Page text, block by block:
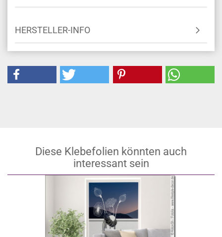
HERSTELLER-INFO
Diese Klebefolien könnten auch
interessant sein